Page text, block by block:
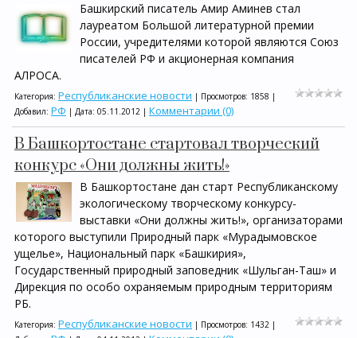
Башкирский писатель Амир Аминев стал
лауреатом Большой литературной премии
России, учредителями которой являются Союз
писателей РФ и акционерная компания
АЛРОСА.
Категория: Республиканские новости | Просмотров: 1858 |
Добавил: РФ | Дата: 05.11.2012 | Комментарии (0)
В Башкортостане стартовал творческий
конкурс «Они должны жить!»
В Башкортостане дан старт Республиканскому
экологическому творческому конкурсу-
выставки «Они должны жить!», организаторами
которого выступили Природный парк «Мурадымовское
ущелье», Национальный парк «Башкирия»,
Государственный природный заповедник «Шульган-Таш» и
Дирекция по особо охраняемым природным территориям
РБ.
Категория: Республиканские новости | Просмотров: 1432 |